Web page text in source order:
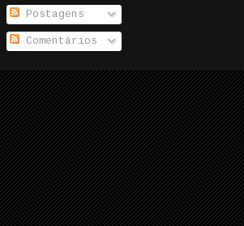
Postagens
Comentários